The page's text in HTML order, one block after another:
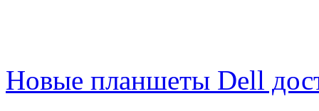
Новые планшеты Dell